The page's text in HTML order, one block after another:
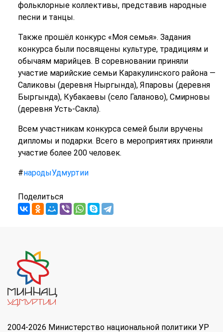
фольклорные коллективы, представив народные
песни и танцы.
Также прошёл конкурс «Моя семья». Задания
конкурса были посвящены культуре, традициям и
обычаям марийцев. В соревновании приняли
участие марийские семьи Каракулинского района —
Саликовы (деревня Ныргында), Япаровы (деревня
Быргында), Кубакаевы (село Галаново), Смирновы
(деревня Усть-Сакла).
Всем участникам конкурса семей были вручены
дипломы и подарки. Всего в мероприятиях приняли
участие более 200 человек.
#народыУдмуртии
Поделиться
2004-2026 Министерство национальной политики УР